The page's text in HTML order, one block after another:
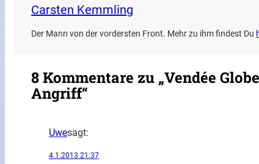
Carsten Kemmling
Der Mann von der vordersten Front. Mehr zu ihm findest Du
8 Kommentare zu „Vendée
Angriff“
Uwesagt:
4.1.2013 21:37